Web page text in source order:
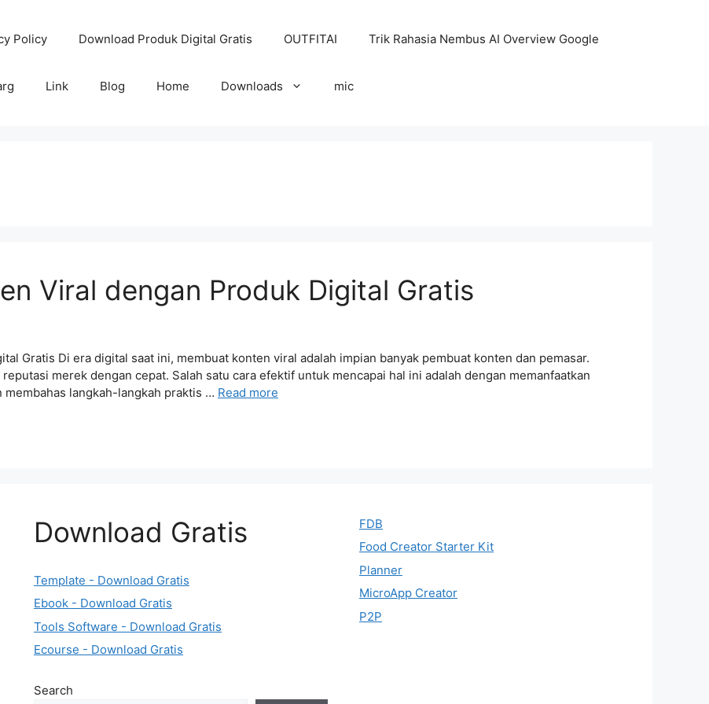
Policy Download Produk Digital Gratis OUTFITAI Trik Rahasia Nembus AI Overview Google
Link Blog Home Downloads mic
Viral dengan Produk Digital Gratis
Gratis Di era digital saat ini, membuat konten viral adalah impian banyak pembuat konten dan pemasar.
merek dengan cepat. Salah satu cara efektif untuk mencapai hal ini adalah dengan memanfaatkan
langkah-langkah praktis … Read more
Download Gratis
Template - Download Gratis
Ebook - Download Gratis
Tools Software - Download Gratis
Ecourse - Download Gratis
Search
FDB
Food Creator Starter Kit
Planner
MicroApp Creator
P2P